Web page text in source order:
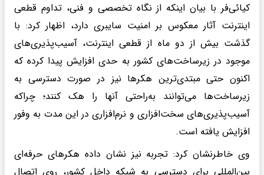
کیائی‌فر با بیان اینکه از نگاه تخصصی و فنی، تداوم قطعی
اینترنت آثار معکوس بر امنیت سایبری دارد، اظهار کرد: با
گذشت بیش از دو ماه از قطعی اینترنت، آسیب‌پذیری‌های
موجود در زیرساخت‌های کشور به حدی افزایش پیدا کرده که
اکنون حتی مبتدی‌ترین هکرها نیز در صورت دسترسی به
زیرساخت‌ها می‌توانند به‌راحتی آنها را هک کنند؛ چراکه
آسیب‌پذیری‌های سخت‌افزاری و نرم‌افزاری در این مدت به وفور
افزایش یافته است.
وی خاطرنشان کرد: تجربه نیز نشان داده هکرهای حرفه‌ای
بین‌المللی برای دسترسی به شبکه داخل کشور، روی اتصال